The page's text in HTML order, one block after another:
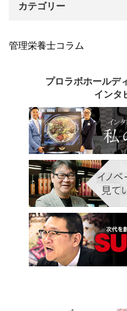
カテゴリー
管理栄養士コラム
プロラボホールデ
インタ